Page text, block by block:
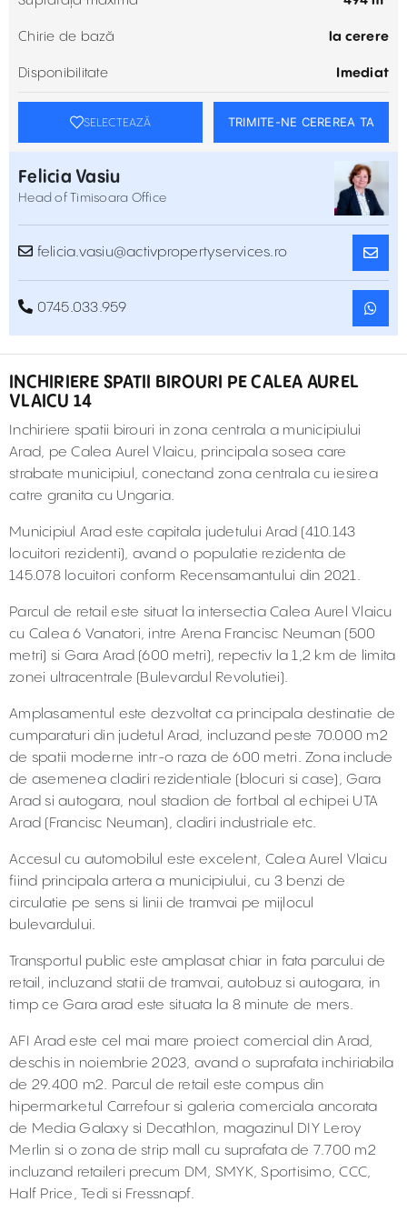
Chirie de bază la cerere
Disponibilitate Imediat
SELECTEAZĂ TRIMITE-NE CEREREA TA
Felicia Vasiu
Head of Timisoara Office
felicia.vasiu@activpropertyservices.ro
0745.033.959
INCHIRIERE SPATII BIROURI PE CALEA AUREL
VLAICU 14
Inchiriere spatii birouri in zona centrala a municipiului
Arad, pe Calea Aurel Vlaicu, principala sosea care
strabate municipiul, conectand zona centrala cu iesirea
catre granita cu Ungaria.
Municipiul Arad este capitala judetului Arad (410.143
locuitori rezidenti), avand o populatie rezidenta de
145.078 locuitori conform Recensamantului din 2021.
Parcul de retail este situat la intersectia Calea Aurel Vlaicu
cu Calea 6 Vanatori, intre Arena Francisc Neuman (500
metri) si Gara Arad (600 metri), repectiv la 1,2 km de limita
zonei ultracentrale (Bulevardul Revolutiei).
Amplasamentul este dezvoltat ca principala destinatie de
cumparaturi din judetul Arad, incluzand peste 70.000 m2
de spatii moderne intr-o raza de 600 metri. Zona include
de asemenea cladiri rezidentiale (blocuri si case), Gara
Arad si autogara, noul stadion de fortbal al echipei UTA
Arad (Francisc Neuman), cladiri industriale etc.
Accesul cu automobilul este excelent, Calea Aurel Vlaicu
fiind principala artera a municipiului, cu 3 benzi de
circulatie pe sens si linii de tramvai pe mijlocul
bulevardului.
Transportul public este amplasat chiar in fata parcului de
retail, incluzand statii de tramvai, autobuz si autogara, in
timp ce Gara arad este situata la 8 minute de mers.
AFI Arad este cel mai mare proiect comercial din Arad,
deschis in noiembrie 2023, avand o suprafata inchiriabila
de 29.400 m2. Parcul de retail este compus din
hipermarketul Carrefour si galeria comerciala ancorata
de Media Galaxy si Decathlon, magazinul DIY Leroy
Merlin si o zona de strip mall cu suprafata de 7.700 m2
incluzand retaileri precum DM, SMYK, Sportisimo, CCC,
Half Price, Tedi si Fressnapf.